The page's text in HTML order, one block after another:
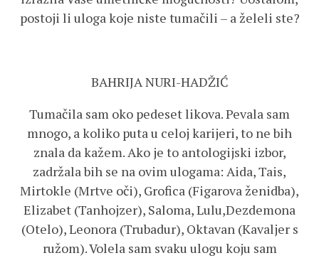
postoji li uloga koje niste tumačili – a želeli ste?
BAHRIJA NURI-HADŽIĆ
Tumačila sam oko pedeset likova. Pevala sam
mnogo, a koliko puta u celoj karijeri, to ne bih
znala da kažem. Ako je to antologijski izbor,
zadržala bih se na ovim ulogama: Aida, Tais,
Mirtokle (Mrtve oči), Grofica (Figarova ženidba),
Elizabet (Tanhojzer), Saloma, Lulu,Dezdemona
(Otelo), Leonora (Trubadur), Oktavan (Kavaljer s
ružom). Volela sam svaku ulogu koju sam